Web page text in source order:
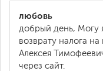
любовь
добрый день, Могу
возврату налога
Алексея
через сайт.